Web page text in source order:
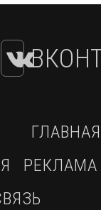
ГЛАВНАЯ
РЕКЛАМА